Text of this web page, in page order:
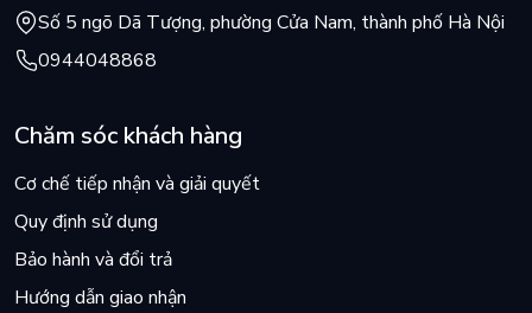
Số 5 ngõ Dã Tượng, phường Cửa Nam, thành phố Hà Nội
0944048868
Chăm sóc khách hàng
Cơ chế tiếp nhận và giải quyết
Quy định sử dụng
Bảo hành và đổi trả
Hướng dẫn giao nhận